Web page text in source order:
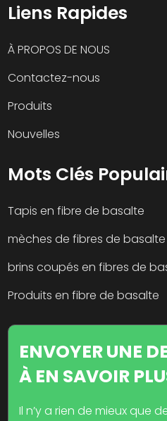
Liens Rapides
À PROPOS DE NOUS
Contactez-nous
Produits
Nouvelles
Mots Clés
Tapis en fibre de basalte
mèches de fibres de basalte
brins coupés en fibres de
Produits en fibre de basalte
ENVOYER UNE
À EN SAVOIR
Il n’y a rien de mieux que